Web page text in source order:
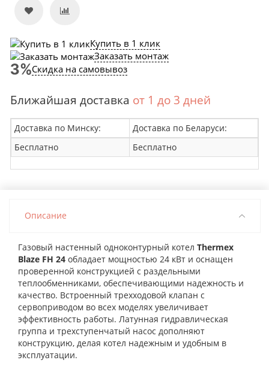
Купить в 1 клик
Заказать монтаж
Скидка на самовывоз
Ближайшая доставка от 1 до 3 дней
Доставка по Минску:
Доставка по Беларуси:
Бесплатно
Бесплатно
Описание
Газовый настенный одноконтурный котел Thermex
Blaze FH 24 обладает мощностью 24 кВт и оснащен
проверенной конструкцией с раздельными
теплообменниками, обеспечивающими надежность и
качество. Встроенный трехходовой клапан с
сервоприводом во всех моделях увеличивает
эффективность работы. Латунная гидравлическая
группа и трехступенчатый насос дополняют
конструкцию, делая котел надежным и удобным в
эксплуатации.